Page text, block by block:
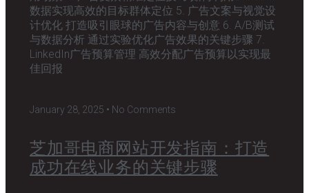
数据实现高效的目标群体定位 5. 广告文案与视觉设
计优化 打造吸引眼球的广告内容与创意 6. A/B测试
与数据分析 通过实验优化广告效果的关键步骤 7.
LinkedIn广告预算管理 高效分配广告预算以实现最
佳回报
January 28, 2025 No Comments
芝加哥电商网站开发指南：打造
成功在线业务的关键步骤